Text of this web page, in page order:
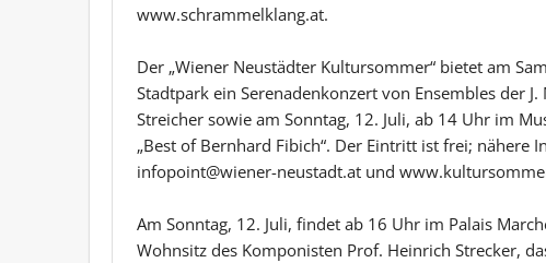
www.schrammelklang.at.
Der „Wiener Neustädter Kultursommer“ bietet am
Stadtpark ein Serenadenkonzert von Ensembles der
Streicher sowie am Sonntag, 12. Juli, ab 14 Uhr im
„Best of Bernhard Fibich“. Der Eintritt ist frei;
infopoint@wiener-neustadt.at und
Am Sonntag, 12. Juli, findet ab 16 Uhr im Palais
Wohnsitz des Komponisten Prof. Heinrich Strecker,